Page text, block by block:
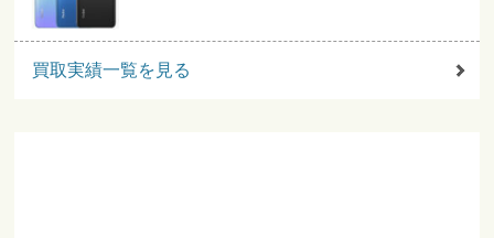
買取実績一覧を見る